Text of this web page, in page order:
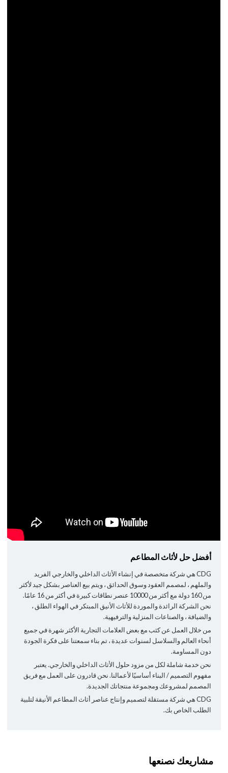
أفضل حل لأثاث المطاعم
CDG هي شركة متخصصة في إنشاء الأثاث الداخلي والخارجي الفريد
والملهم ، لمصمم العقود وسوق الحدائق ، ويتم بيع العناصر بشكل جيد لأكثر
من 160 دولة مع أكثر من 10000 عنصر نطاقات كبيرة في أكثر من 16 عامًا.
نحن الشركة الرائدة والموردة للأثاث الأنيق المبتكر في الهواء الطلق ،
والضيافة ، والصناعات المنزلية والترفيهية.
من خلال العمل عن كثب مع بعض العلامات التجارية الأكثر شهرة في جميع
أنحاء العالم والسلاسل لسنوات عديدة ، تم بناء سمعتنا على فكرة الجودة
دون المساومة.
نحن خدمة شاملة لكل من مزود حلول الأثاث الداخلي والخارجي. يعتبر
مفهوم التصميم / البناء أساسيًا لأعمالنا. نحن قادرون على العمل مع فريق
المصمم لمشروعك ومجموعة منتجاتك الجديدة.
CDG هي شركة مستقلة لتصميم وإنتاج عناصر أثاث المطاعم الأنيقة لتلبية
الطلب الخاص بك.
مشاريعك نصنعها